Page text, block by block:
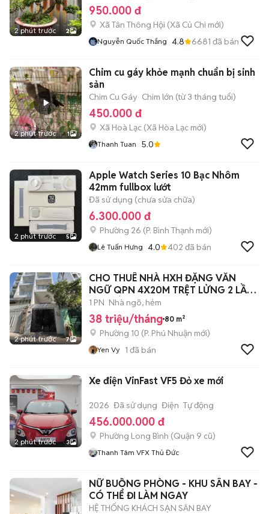
2 phút trước 2
950.000 đ
Xã Tân Thông Hội (Xã Củ Chi mới)
Nguyễn Quốc Thắng 4.8 6681 đã bán
2 phút trước 1
Chim cu gáy khỏe mạnh chuẩn bị sinh
sản
Chim Cu Gáy Chim lớn (từ 3 tháng tuổi)
450.000 đ
Xã Hoà Lạc (Xã Hòa Lạc mới)
Thanh Tuan 5.0
2 phút trước 5
Apple Watch Series 10 Bạc Nhôm
42mm fullbox lướt
Đã sử dụng (chưa sửa chữa)
6.300.000 đ
Phường 26 (P. Bình Thạnh mới)
Lê Tuấn Hưng 4.0 402 đã bán
2 phút trước 7
CHO THUÊ NHÀ HXH ĐẶNG VĂN
NGỮ QPN 4X20M TRỆT LỬNG 2 LẦU
ST, GIÁ 38TR
1 PN Nhà ngõ, hẻm
38 triệu/tháng 80 m²
Phường 10 (P. Phú Nhuận mới)
Yen Vy 1 đã bán
2 phút trước 3
Xe điện VinFast VF5 Đỏ xe mới
2026 Đã sử dụng Điện Tự động
456.000.000 đ
Phường Long Bình (Quận 9 cũ)
Thanh Tâm VFX Thủ Đức
NỮ BUỒNG PHÒNG - KHU SÂN BAY -
CÓ THỂ ĐI LÀM NGAY
HỆ THỐNG KHÁCH SẠN SÂN BAY